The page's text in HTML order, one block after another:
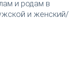
и родам в
и женский/